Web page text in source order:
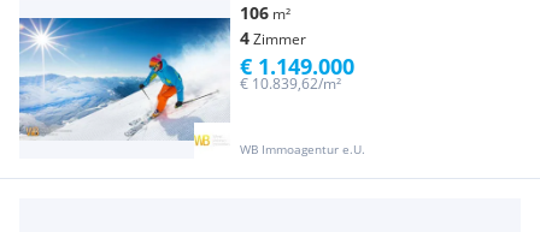
106 m²
4Zimmer
WB Immoagentur e.U.
€ 10.839,62/m²
€ 1.149.000